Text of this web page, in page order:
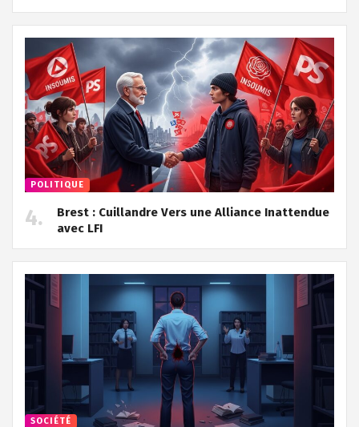
POLITIQUE
Brest : Cuillandre Vers une Alliance Inattendue
avec LFI
SOCIÉTÉ